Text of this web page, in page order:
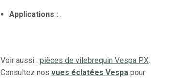
Applications : .
Voir aussi :pièces de vilebrequin Vespa PX.
Consultez nosvues éclatées Vespa pour